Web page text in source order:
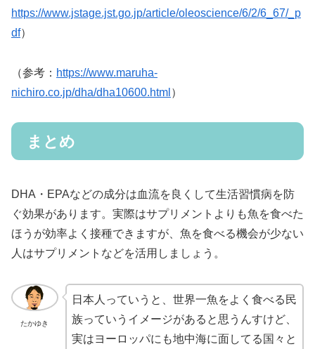
https://www.jstage.jst.go.jp/article/oleoscience/6/2/6_67/_p
df）
（参考： https://www.maruha-
nichiro.co.jp/dha/dha10600.html ）
まとめ
DHA・EPAなどの成分は血流を良くして生活習慣病を防
ぐ効果があります。実際はサプリメントよりも魚を食べた
ほうが効率よく接種できますが、魚を食べる機会が少ない
人はサプリメントなどを活用しましょう。
たかゆき
日本人っていうと、世界一魚をよく食べる民
族っていうイメージがあると思うんすけど、
実はヨーロッパにも地中海に面してる国々と